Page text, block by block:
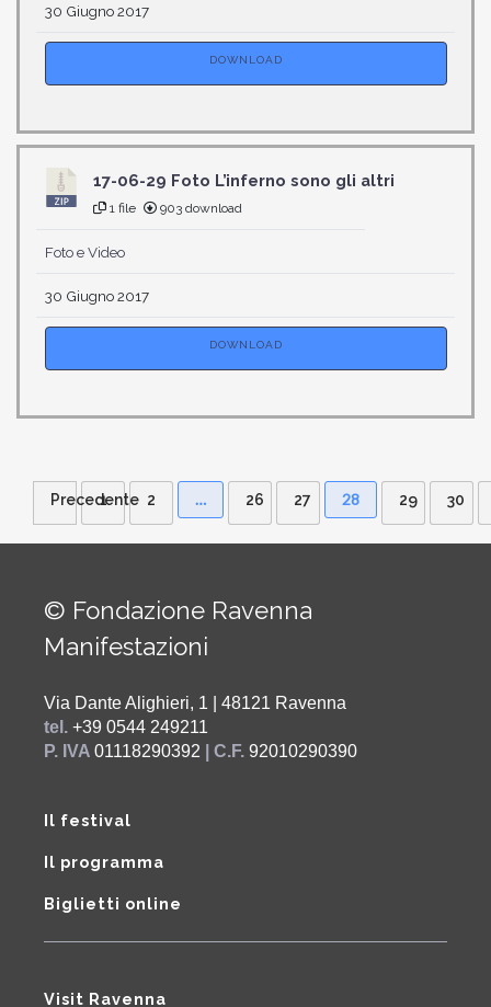
30 Giugno 2017
DOWNLOAD
17-06-29 Foto L’inferno sono gli altri
1 file 903 download
Foto e Video
30 Giugno 2017
DOWNLOAD
Precedente
1 2 … 26 27 28 29 30
© Fondazione Ravenna
Manifestazioni
Via Dante Alighieri, 1 | 48121 Ravenna
tel. +39 0544 249211
P. IVA 01118290392 | C.F. 92010290390
Il festival
Il programma
Biglietti online
Visit Ravenna